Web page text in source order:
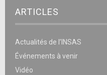
ARTICLES
Actualités de l’INSAS
Événements à venir
Vidéo